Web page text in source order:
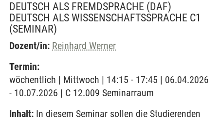
DEUTSCH ALS FREMDSPRACHE (DAF)
DEUTSCH ALS WISSENSCHAFTSSPRACHE C1
(SEMINAR)
Dozent/in: Reinhard Werner
Termin:
wöchentlich | Mittwoch | 14:15 - 17:45 | 06.04.2026
- 10.07.2026 | C 12.009 Seminarraum
Inhalt: In diesem Seminar sollen die Studierenden